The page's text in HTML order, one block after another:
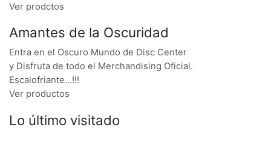
Ver prodctos
Amantes de la Oscuridad
Entra en el Oscuro Mundo de Disc Center
y Disfruta de todo el Merchandising Oficial.
Escalofriante…!!!
Ver productos
Lo último visitado